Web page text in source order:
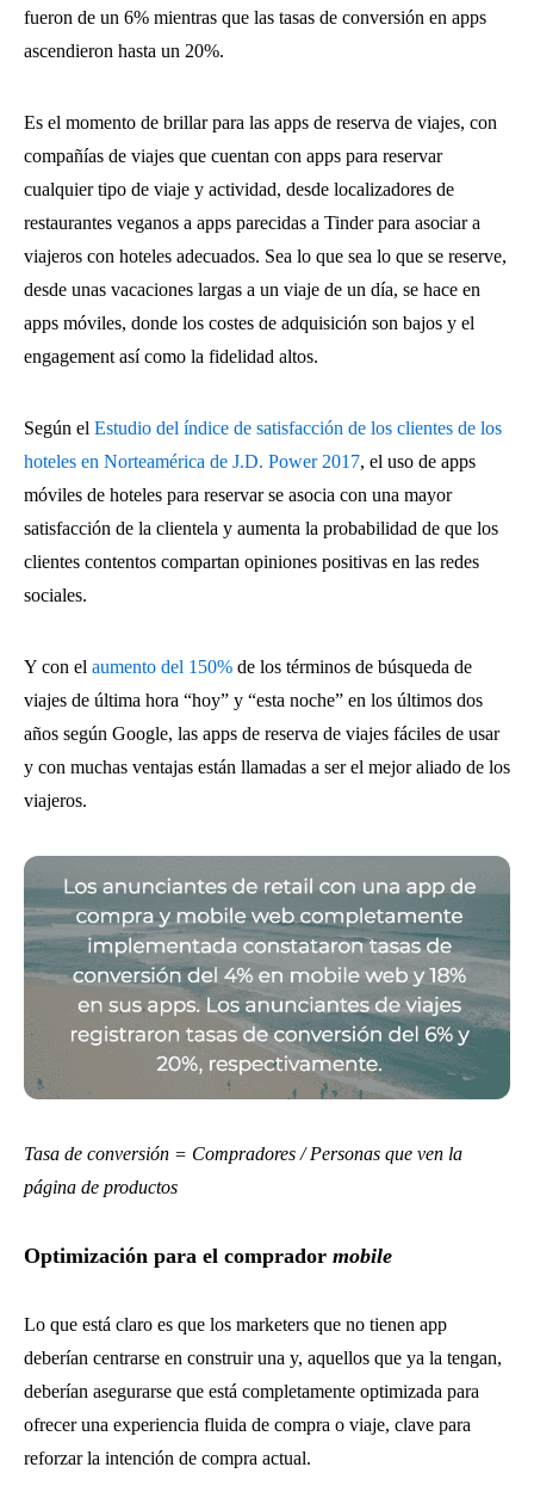
fueron de un 6% mientras que las tasas de conversión en apps
ascendieron hasta un 20%.
Es el momento de brillar para las apps de reserva de viajes, con
compañías de viajes que cuentan con apps para reservar
cualquier tipo de viaje y actividad, desde localizadores de
restaurantes veganos a apps parecidas a Tinder para asociar a
viajeros con hoteles adecuados. Sea lo que sea lo que se reserve,
desde unas vacaciones largas a un viaje de un día, se hace en
apps móviles, donde los costes de adquisición son bajos y el
engagement así como la fidelidad altos.
Según el Estudio del índice de satisfacción de los clientes de los
hoteles en Norteamérica de J.D. Power 2017, el uso de apps
móviles de hoteles para reservar se asocia con una mayor
satisfacción de la clientela y aumenta la probabilidad de que los
clientes contentos compartan opiniones positivas en las redes
sociales.
Y con el aumento del 150% de los términos de búsqueda de
viajes de última hora “hoy” y “esta noche” en los últimos dos
años según Google, las apps de reserva de viajes fáciles de usar
y con muchas ventajas están llamadas a ser el mejor aliado de los
viajeros.
Tasa de conversión = Compradores / Personas que ven la
página de productos
Optimización para el comprador mobile
Lo que está claro es que los marketers que no tienen app
deberían centrarse en construir una y, aquellos que ya la tengan,
deberían asegurarse que está completamente optimizada para
ofrecer una experiencia fluida de compra o viaje, clave para
reforzar la intención de compra actual.